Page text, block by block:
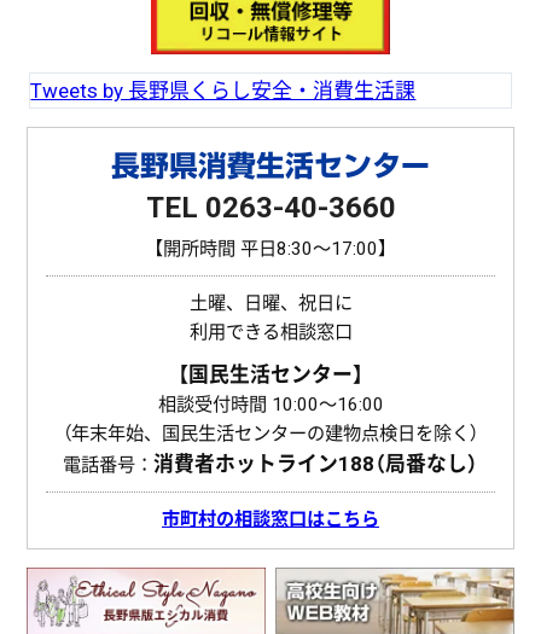
k
Tweets by 長野県くらし安全・消費生活課
長野県消費生活センター
TEL 0263-40-3660
【開所時間 平日8:30〜17:00】
土曜、日曜、祝日に
利用できる相談窓口
【国民生活センター】
相談受付時間 10:00〜16:00
（年末年始、国民生活センターの建物点検日を除く）
電話番号： 消費者ホットライン188（局番なし）
市町村の相談窓口はこちら